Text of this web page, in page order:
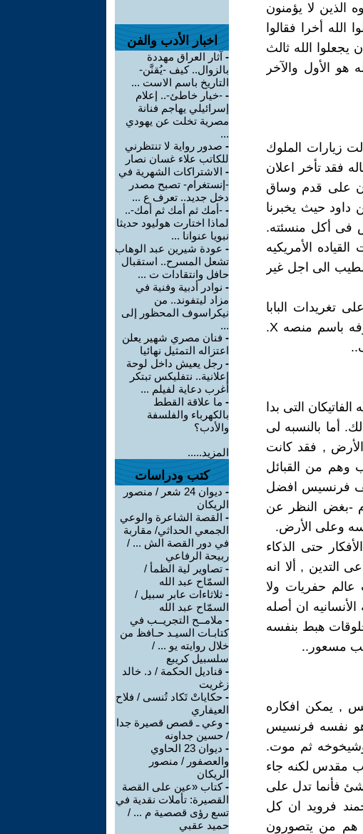
الذين لا يؤمنون
الله أخرا فقالوا
الله ثالث
هو الأول والآخر
زيارات الملوك
فقد تأخر اعلان
على قدم وساق
حيث يخبرنا
فى أكل منسئته.
الأمريكيه
الى اجل غير
تغريدات البابا
فرنسيس وشيخ الأزهر غير مسموح ألا من خلال منصته المعروفه باسم منصه X.
التى بدا
أما بالنسبه لى
, فقد كانت
وهم من القبائل
فرنسيس افضل
-بغض النظر عن
وعلى الأرض.
حتى الذكاء
التدين , ألا انه
حفريات ولا
ان أصله
هبط بنفسه
مسعور..
, يمكن افكاره
هو نفسه فرنسيس
ثم موت.
كتاب مقدس لكنه جاء
فأنما تدل على
فرويد ان كل
هم من يتصورون
اخبار الأدب والفن
- آثار العراق مهددة
بالزوال.. كيف -يُقنَّن-
التاريخ باسم الاست ...
- -خيار خاطئ-.. إعلام
إسرائيلي يهاجم فنانة
مصرية تخلت عن يهودي
...
- صدور رواية لا تنتظرني
للكاتب علاء غسان نصار
- الاشتراكات الشهرية في
-إنستغرام- تصبح مصدر
دخل جديد.. تعرف ع ...
- -أمك ثم أمك ثم أمك-..
لماذا اختارت هوليود حديثا
نبويا عنوانا ...
- عودة شيرين عبد الوهاب
تشعل المسرح.. استقبال
حافل وانتقادات ت ...
- نوادر أدبية وفنية في
مزاد ليتفوند.. من
نيكراسوف المحظور إلى
...
- فنان مصري شهير يعلن
اعتزاله التمثيل نهائيا
- رجل يعيش داخل لوحة
إعلانية.. نتفليكس تبتكر
أغرب دعاية لفيلم ...
- ما علاقة القطط
بالكهرباء والفلسفة
والأدب؟
المزيد.....
كتب ودراسات
-
ديوان 24 شعر / منصور
الريكان
- القصة الشاعرة والوعي
الجمعي الحداثي/ مقاربة
في دور القصة الش ... /
ربيحة الرفاعي
- تصاوير لية الظمأ /
السمّاح عبد الله
- ثلاثاءات عابر سبيل /
السمّاح عبد الله
- ملامــح التجريــب في
كتابـات السيـد حـافظ من
خلال روايته يو ... /
سلسبيل كريبع
- قناديل الحكمة / د. خالد
زغريت
- حكاياتْ تَكاد تُنسى / فلاح
العيفاري
- وعي ـ قصص قصيرة جدا
/ حسين جداونه
-
ديوان 23 الحاوي
والعصفور / منصور
الريكان
-كتاب «عين على القصة
القصيرة: تأملات نقدية في
تسع رؤى قصصية م ... /
حميد عقبي